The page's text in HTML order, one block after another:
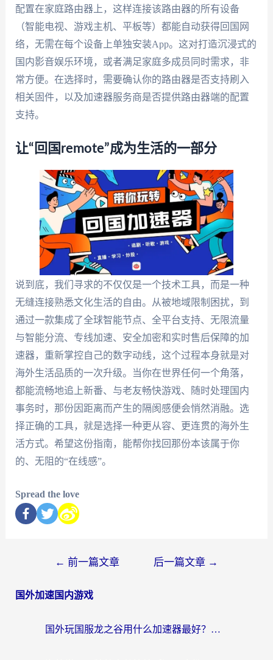
配置在家庭路由器上，这样连接该路由器的所有设备
（智能电视、游戏主机、平板等）都能自动获得回国网
络，无需在每个设备上单独安装App。这对打造沉浸式的
国内影音娱乐环境，或者满足家庭多成员同时需求，非
常方便。在选择时，需要确认你的路由器是否支持刷入
相关固件，以及加速器服务商是否提供路由器端的配置
支持。
让“回国remote”成为生活的一部分
说到底，我们寻求的不仅仅是一个技术工具，而是一种
无缝连接熟悉文化生活的自由。从被地域限制困扰，到
通过一款集成了全球智能节点、全平台支持、无限流量
与智能分流、专线加速、安全加密和实时售后保障的加
速器，重新掌控自己的数字动线，这个过程本身就是对
海外生活品质的一次升级。当你在世界任何一个角落，
都能流畅地追上新番、与老友畅快游戏、随时处理国内
事务时，那份因距离而产生的隔阂感便会悄然消融。选
择正确的工具，就是选择一种更从容、更连贯的海外生
活方式。希望这份指南，能帮你找回那份本该属于你
的、无阻的“在线感”。
Spread the love
← 前一篇文章 后一篇文章 →
国外加速国内游戏
国外玩国服龙之谷用什么加速器最好？一份给海外游子的终极指南